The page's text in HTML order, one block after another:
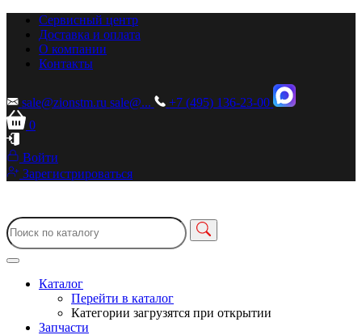
Сервисный центр
Доставка и оплата
О компании
Контакты
sale@zionstm.ru sale@...
+7 (495) 136-23-00
0
Войти
Зарегистрироваться
Каталог
Перейти в каталог
Категории загрузятся при открытии
Запчасти